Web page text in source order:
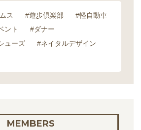
ス #遊歩倶楽部
#軽自動車
ント
#ダナー
ューズ
#ネイタルデザイン
MEMBERS